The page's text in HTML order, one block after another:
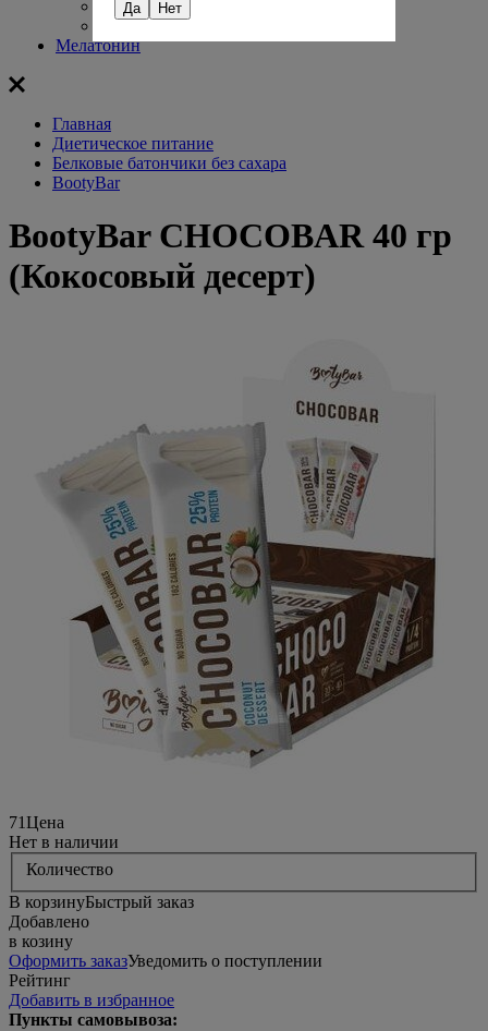
Изотоники с кофеином
Изотонические гели
Мелатонин
Главная
Диетическое питание
Белковые батончики без сахара
BootyBar
BootyBar CHOCOBAR 40 гр
(Кокосовый десерт)
71Цена
Нет в наличии
Количество
В корзинуБыстрый заказ
Добавлено
в козину
Оформить заказУведомить о поступлении
Рейтинг
Добавить в избранное
Пункты самовывоза:
Да Нет